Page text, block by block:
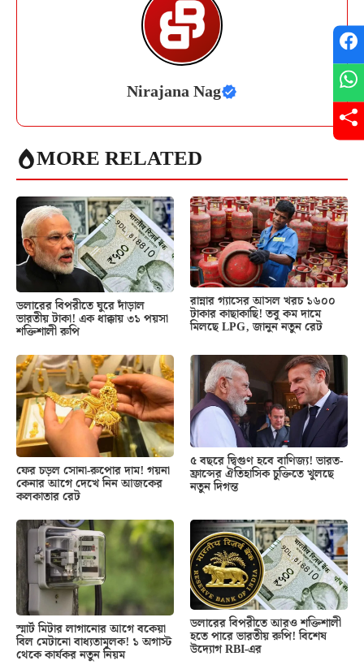
Nirajana Nag
MORE RELATED
ডলারের বিপরীতে ঘুরে দাঁড়াল
ভারতীয় টাকা! এক ধাক্কায় ৩১ পয়সা
শক্তিশালী রুপি
রান্নার গ্যাসের আসল খরচ ১৬০০
টাকার কাছাকাছি! তবু কম দামে
মিলছে LPG, জানুন নতুন রেট
ফের চড়ল সোনা-রুপোর দাম! গয়না
কেনার আগে দেখে নিন আজকের
কলকাতার রেট
৫ বছরে দ্বিগুণ হবে বাণিজ্য! ভারত-
ফ্রান্সের ঐতিহাসিক চুক্তিতে খুলছে
নতুন দিগন্ত
স্মার্ট মিটার লাগানোর আগে বকেয়া
বিল মেটানো বাধ্যতামূলক! ১ অগাস্ট
থেকে কার্যকর নতুন নিয়ম
ডলারের বিপরীতে আরও শক্তিশালী
হতে পারে ভারতীয় রুপি! বিশেষ
উদ্যোগ RBI-এর